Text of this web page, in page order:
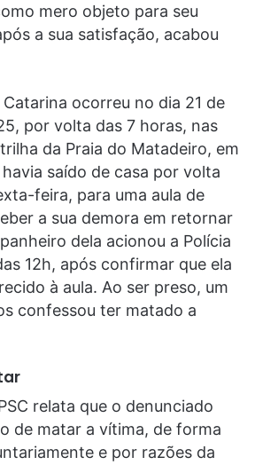
mero objeto para seu
a sua satisfação, acabou
ocorreu no dia 21 de
por volta das 7 horas, nas
da Praia do Matadeiro, em
saído de casa por volta
feira, para uma aula de
a sua demora em retornar
dela acionou a Polícia
12h, após confirmar que ela
à aula. Ao ser preso, um
confessou ter matado a
relata que o denunciado
de matar a vítima, de forma
e por razões da